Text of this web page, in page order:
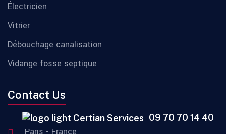
Électricien
Vitrier
Débouchage canalisation
Vidange fosse septique
Contact Us
09 70 70 14 40